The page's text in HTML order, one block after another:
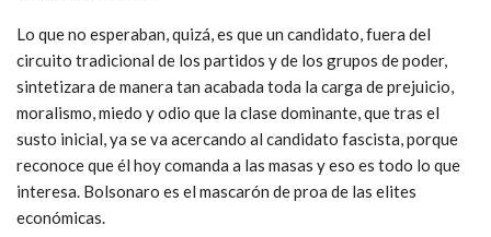
Lo que no esperaban, quizá, es que un candidato, fuera del
circuito tradicional de los partidos y de los grupos de poder,
sintetizara de manera tan acabada toda la carga de prejuicio,
moralismo, miedo y odio que la clase dominante, que tras el
susto inicial, ya se va acercando al candidato fascista, porque
reconoce que él hoy comanda a las masas y eso es todo lo que
interesa. Bolsonaro es el mascarón de proa de las elites
económicas.